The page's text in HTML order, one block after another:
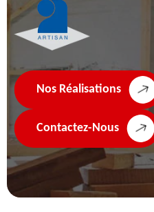
Nos Réalisations
Contactez-Nous